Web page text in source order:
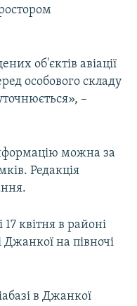
об'єктів авіації
особового складу
–
можна за
Редакція
квітня в районі
Джанкої на півночі
в Джанкої